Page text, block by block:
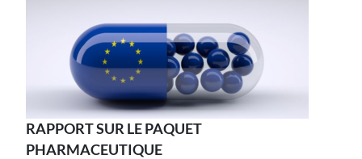
RAPPORT SUR LE PAQUET
PHARMACEUTIQUE